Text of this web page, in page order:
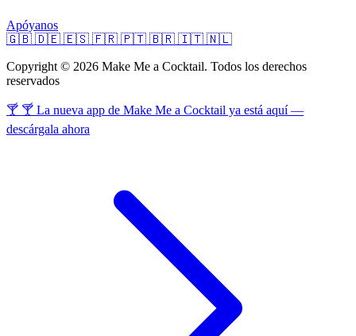
Apóyanos
🇬🇧 🇩🇪 🇪🇸 🇫🇷 🇵🇹 🇧🇷 🇮🇹 🇳🇱
Copyright © 2026 Make Me a Cocktail. Todos los derechos
reservados
🍸 🍸 La nueva app de Make Me a Cocktail ya está aquí —
descárgala ahora